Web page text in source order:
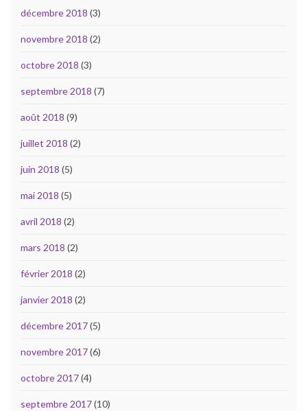
décembre 2018 (3)
novembre 2018 (2)
octobre 2018 (3)
septembre 2018 (7)
août 2018 (9)
juillet 2018 (2)
juin 2018 (5)
mai 2018 (5)
avril 2018 (2)
mars 2018 (2)
février 2018 (2)
janvier 2018 (2)
décembre 2017(5)
novembre 2017(6)
octobre 2017(4)
septembre 2017(10)